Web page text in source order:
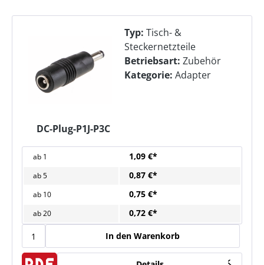
DC-Plug-P1J-P3C
Typ: Tisch- &
Steckernetzteile
Betriebsart: Zubehör
Kategorie: Adapter
ab 1 1,09 €*
ab5 0,87 €*
ab 10 0,75 €*
ab20 0,72 €*
In den Warenkorb